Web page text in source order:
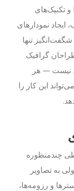
و تکنیک‌های
نمودارهای
تنها
گرافیک
نیست — هر
این کار را
چندمنظوره
به تصاویر
و رزومه‌ها،